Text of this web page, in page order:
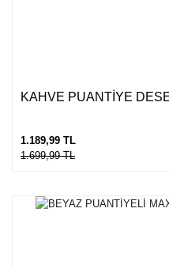
KAHVE PUANTİYE
1.189,99 TL
1.699,99 TL